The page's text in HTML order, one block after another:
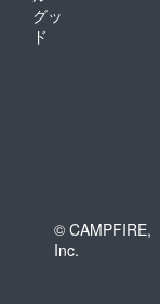
グッ
ド
© CAMPFIRE,
Inc.